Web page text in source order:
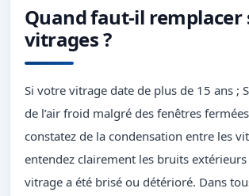
Quand faut-il remplacer
vitrages ?
Si votre vitrage date de plus de 15 ans ;
de l’air froid malgré des fenêtres
constatez de la condensation entre les
entendez clairement les bruits
vitrage a été brisé ou détérioré. Dans